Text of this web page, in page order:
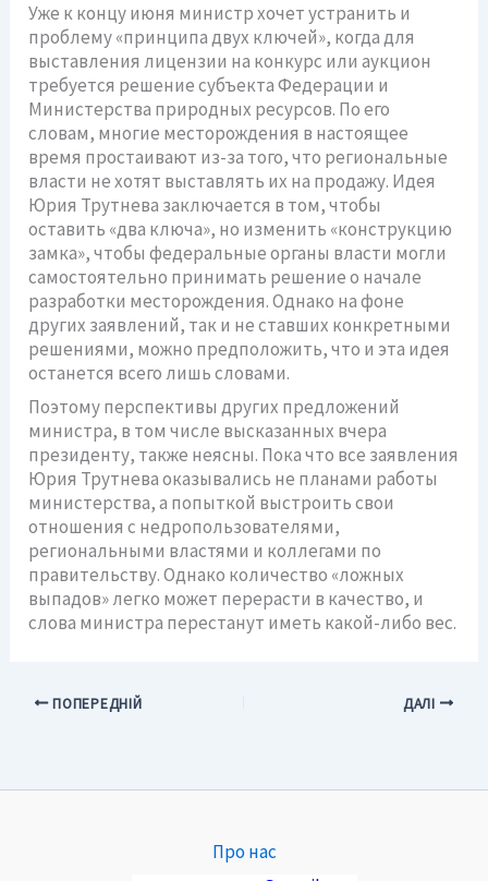
Уже к концу июня министр хочет устранить и
проблему «принципа двух ключей», когда для
выставления лицензии на конкурс или аукцион
требуется решение субъекта Федерации и
Министерства природных ресурсов. По его
словам, многие месторождения в настоящее
время простаивают из-за того, что региональные
власти не хотят выставлять их на продажу. Идея
Юрия Трутнева заключается в том, чтобы
оставить «два ключа», но изменить «конструкцию
замка», чтобы федеральные органы власти могли
самостоятельно принимать решение о начале
разработки месторождения. Однако на фоне
других заявлений, так и не ставших конкретными
решениями, можно предположить, что и эта идея
останется всего лишь словами.
Поэтому перспективы других предложений
министра, в том числе высказанных вчера
президенту, также неясны. Пока что все заявления
Юрия Трутнева оказывались не планами работы
министерства, а попыткой выстроить свои
отношения с недропользователями,
региональными властями и коллегами по
правительству. Однако количество «ложных
выпадов» легко может перерасти в качество, и
слова министра перестанут иметь какой-либо вес.
ПОПЕРЕДНІЙ ДАЛІ
Про нас